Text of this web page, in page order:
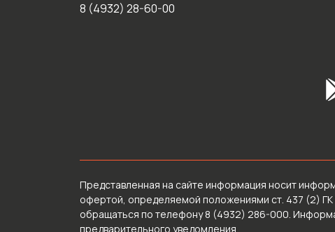
8 (4932) 28-60-00
Представленная на сайте информация носит
офертой, определяемой положениями ст. 437 (2)
обращаться по телефону 8 (4932) 286-000.
предварительного уведомления.